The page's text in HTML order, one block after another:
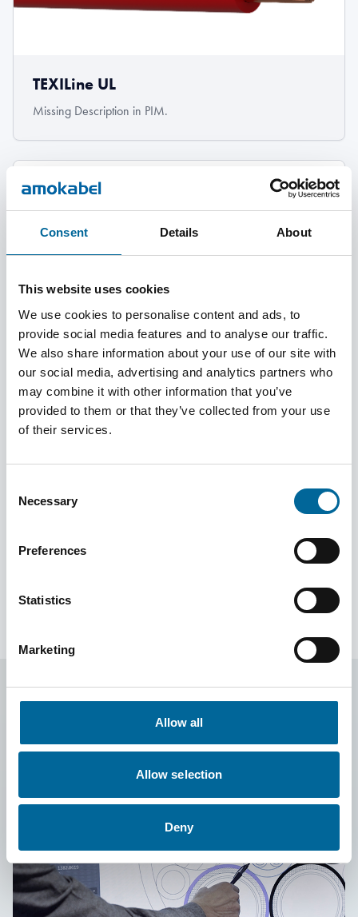
Consent Details About
This website uses cookies
We use cookies to personalise content and ads, to
provide social media features and to analyse our traffic.
We also share information about your use of our site with
our social media, advertising and analytics partners who
may combine it with other information that you’ve
provided to them or that they’ve collected from your use
of their services.
Selection
Necessary
Preferences
Statistics
Marketing
Allow all
Allow selection
Deny
TEXILine UL
Missing Description in PIM.
AmoSoft
AmoSoft er en ekstra fleksibel dobbeltisolert enlederkabel.
H05Z1-R (FQ)